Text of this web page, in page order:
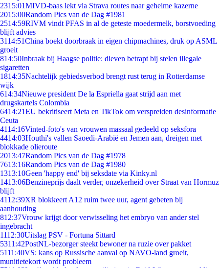
2315:01MIVD-baas lekt via Strava routes naar geheime kazerne
2015:00Random Pics van de Dag #1981
2514:59RIVM vindt PFAS in al de geteste moedermelk, borstvoeding
blijft advies
3114:51China boekt doorbraak in eigen chipmachines, druk op ASML
groeit
814:50Inbraak bij Haagse politie: dieven betrapt bij stelen illegale
sigaretten
1814:35Nachtelijk gebiedsverbod brengt rust terug in Rotterdamse
wijk
614:34Nieuwe president De la Espriella gaat strijd aan met
drugskartels Colombia
6414:21EU bekritiseert Meta en TikTok om verspreiden desinformatie
Ceuta
4114:16Vinted-foto's van vrouwen massaal gedeeld op seksfora
4414:03Houthi's vallen Saoedi-Arabië en Jemen aan, dreigen met
blokkade olieroute
2013:47Random Pics van de Dag #1978
7613:16Random Pics van de Dag #1980
1313:10Geen 'happy end' bij seksdate via Kinky.nl
1413:06Benzineprijs daalt verder, onzekerheid over Straat van Hormuz
blijft
4112:39XR blokkeert A12 ruim twee uur, agent gebeten bij
aanhouding
812:37Vrouw krijgt door verwisseling het embryo van ander stel
ingebracht
1112:30Uitslag PSV - Fortuna Sittard
5311:42PostNL-bezorger steekt bewoner na ruzie over pakket
5111:40VS: kans op Russische aanval op NAVO-land groeit,
munitietekort wordt probleem